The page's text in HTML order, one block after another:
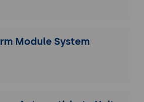
Module System